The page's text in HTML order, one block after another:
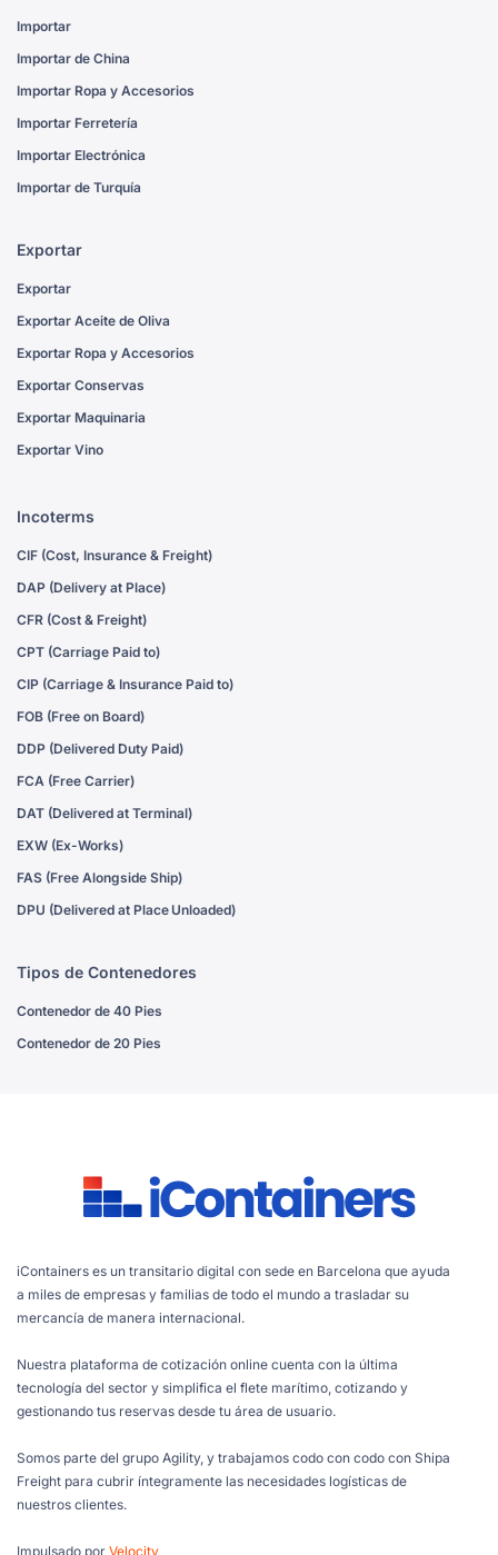
Importar
Importar de China
Importar Ropa y Accesorios
Importar Ferretería
Importar Electrónica
Importar de Turquía
Exportar
Exportar
Exportar Aceite de Oliva
Exportar Ropa y Accesorios
Exportar Conservas
Exportar Maquinaria
Exportar Vino
Incoterms
CIF (Cost, Insurance & Freight)
DAP (Delivery at Place)
CFR (Cost & Freight)
CPT (Carriage Paid to)
CIP (Carriage & Insurance Paid to)
FOB (Free on Board)
DDP (Delivered Duty Paid)
FCA (Free Carrier)
DAT (Delivered at Terminal)
EXW (Ex-Works)
FAS (Free Alongside Ship)
DPU (Delivered at Place Unloaded)
Tipos de Contenedores
Contenedor de 40 Pies
Contenedor de 20 Pies
iContainers es un transitario digital con sede en Barcelona que ayuda
a miles de empresas y familias de todo el mundo a trasladar su
mercancía de manera internacional.
Nuestra plataforma de cotización online cuenta con la última
tecnología del sector y simplifica el flete marítimo, cotizando y
gestionando tus reservas desde tu área de usuario.
Somos parte del grupo Agility, y trabajamos codo con codo con Shipa
Freight para cubrir íntegramente las necesidades logísticas de
nuestros clientes.
Impulsado por Velocity